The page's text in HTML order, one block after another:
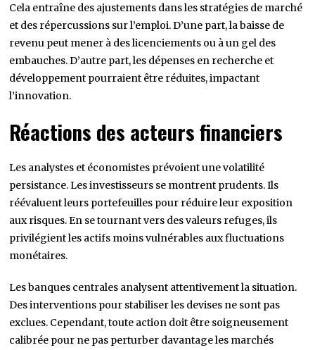
Cela entraîne des ajustements dans les stratégies de marché
et des répercussions sur l’emploi. D’une part, la baisse de
revenu peut mener à des licenciements ou à un gel des
embauches. D’autre part, les dépenses en recherche et
développement pourraient être réduites, impactant
l’innovation.
Réactions des acteurs financiers
Les analystes et économistes prévoient une volatilité
persistance. Les investisseurs se montrent prudents. Ils
réévaluent leurs portefeuilles pour réduire leur exposition
aux risques. En se tournant vers des valeurs refuges, ils
privilégient les actifs moins vulnérables aux fluctuations
monétaires.
Les banques centrales analysent attentivement la situation.
Des interventions pour stabiliser les devises ne sont pas
exclues. Cependant, toute action doit être soigneusement
calibrée pour ne pas perturber davantage les marchés